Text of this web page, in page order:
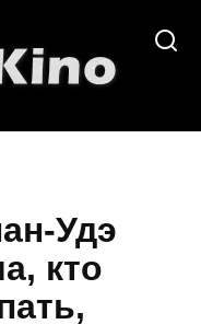
Удэ
кто